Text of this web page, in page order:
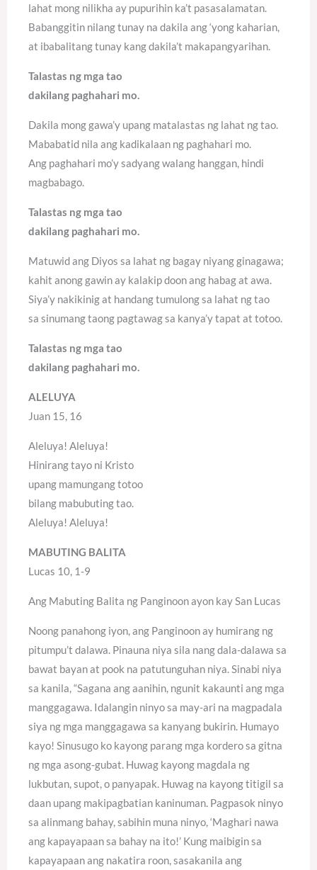
lahat mong nilikha ay pupurihin ka’t pasasalamatan.
Babanggitin nilang tunay na dakila ang ‘yong kaharian,
at ibabalitang tunay kang dakila’t makapangyarihan.
Talastas ng mga tao
dakilang paghahari mo.
Dakila mong gawa’y upang matalastas ng lahat ng tao.
Mababatid nila ang kadikalaan ng paghahari mo.
Ang paghahari mo’y sadyang walang hanggan, hindi
magbabago.
Talastas ng mga tao
dakilang paghahari mo.
Matuwid ang Diyos sa lahat ng bagay niyang ginagawa;
kahit anong gawin ay kalakip doon ang habag at awa.
Siya’y nakikinig at handang tumulong sa lahat ng tao
sa sinumang taong pagtawag sa kanya’y tapat at totoo.
Talastas ng mga tao
dakilang paghahari mo.
ALELUYA
Juan 15, 16
Aleluya! Aleluya!
Hinirang tayo ni Kristo
upang mamungang totoo
bilang mabubuting tao.
Aleluya! Aleluya!
MABUTING BALITA
Lucas 10, 1-9
Ang Mabuting Balita ng Panginoon ayon kay San Lucas
Noong panahong iyon, ang Panginoon ay humirang ng
pitumpu’t dalawa. Pinauna niya sila nang dala-dalawa sa
bawat bayan at pook na patutunguhan niya. Sinabi niya
sa kanila, “Sagana ang aanihin, ngunit kakaunti ang mga
manggagawa. Idalangin ninyo sa may-ari na magpadala
siya ng mga manggagawa sa kanyang bukirin. Humayo
kayo! Sinusugo ko kayong parang mga kordero sa gitna
ng mga asong-gubat. Huwag kayong magdala ng
lukbutan, supot, o panyapak. Huwag na kayong titigil sa
daan upang makipagbatian kaninuman. Pagpasok ninyo
sa alinmang bahay, sabihin muna ninyo, ‘Maghari nawa
ang kapayapaan sa bahay na ito!’ Kung maibigin sa
kapayapaan ang nakatira roon, sasakanila ang